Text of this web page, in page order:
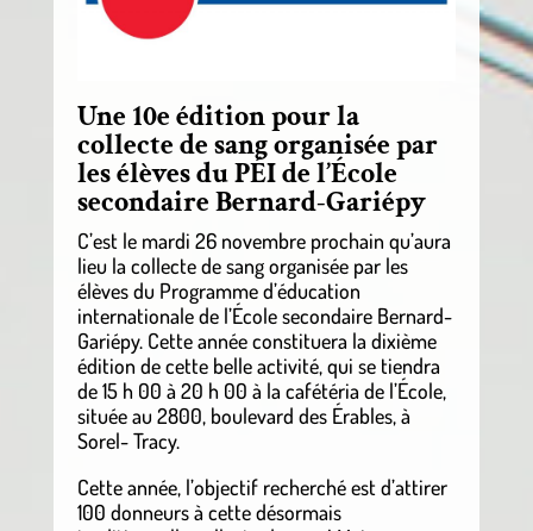
Une 10e édition pour la
collecte de sang organisée par
les élèves du PÉI de l’École
secondaire Bernard-Gariépy
C’est le mardi 26 novembre prochain qu’aura
lieu la collecte de sang organisée par les
élèves du Programme d’éducation
internationale de l’École secondaire Bernard-
Gariépy. Cette année constituera la dixième
édition de cette belle activité, qui se tiendra
de 15 h 00 à 20 h 00 à la cafétéria de l’École,
située au 2800, boulevard des Érables, à
Sorel- Tracy.
Cette année, l’objectif recherché est d’attirer
100 donneurs à cette désormais